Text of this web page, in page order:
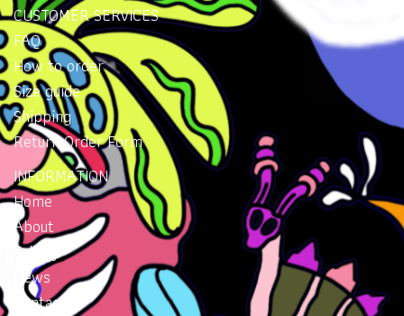
CUSTOMER SERVICES
FAQ
How to order
Size guide
Shipping
Return Order Form
INFORMATION
Home
About
Gallery
News
Contacts